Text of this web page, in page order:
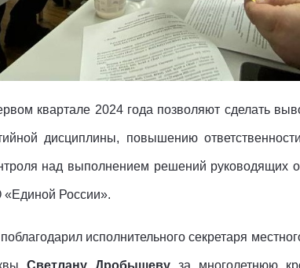
квартале 2024 года позволяют сделать
дисциплины, повышению
над выполнением решений руководящих
России».
исполнительного секретаря
Светлану Дробышевуза многолетнюю